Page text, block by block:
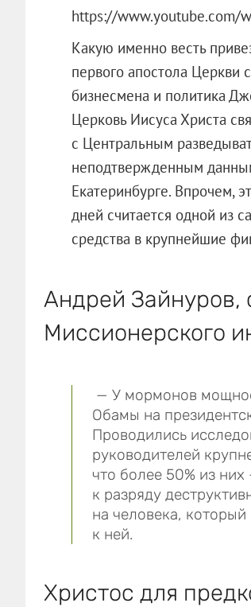
https://www.youtube.com/
Какую именно весть
первого апостола Церкви
бизнесмена и политика
Церковь Иисуса Христа
с Центральным
неподтвержденным
Екатеринбурге. Впрочем,
дней считается одной из
средства в крупнейшие
Андрей Зайнуров,
Миссионерского
— У мормонов
Обамы на
Проводились
руководителей
что более 50% из
к разряду
на человека,
к ней.
Христос для